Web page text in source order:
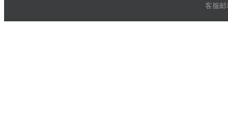
客服邮